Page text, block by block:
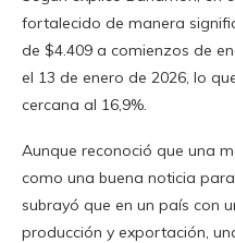
fortalecido de manera
de $4.409 a comienzos de
el 13 de enero de 2026, lo
cercana al 16,9%.
Aunque reconoció que una
como una buena noticia
subrayó que en un país con
producción y exportación,